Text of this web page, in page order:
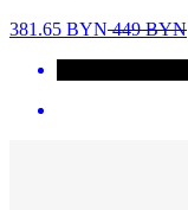
381.65 BYN449BYN